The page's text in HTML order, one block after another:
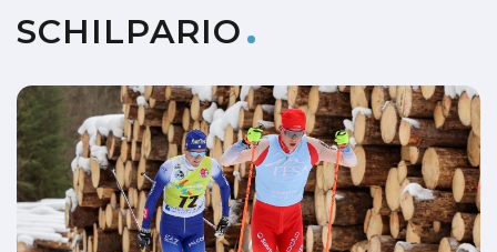
SCHILPARIO